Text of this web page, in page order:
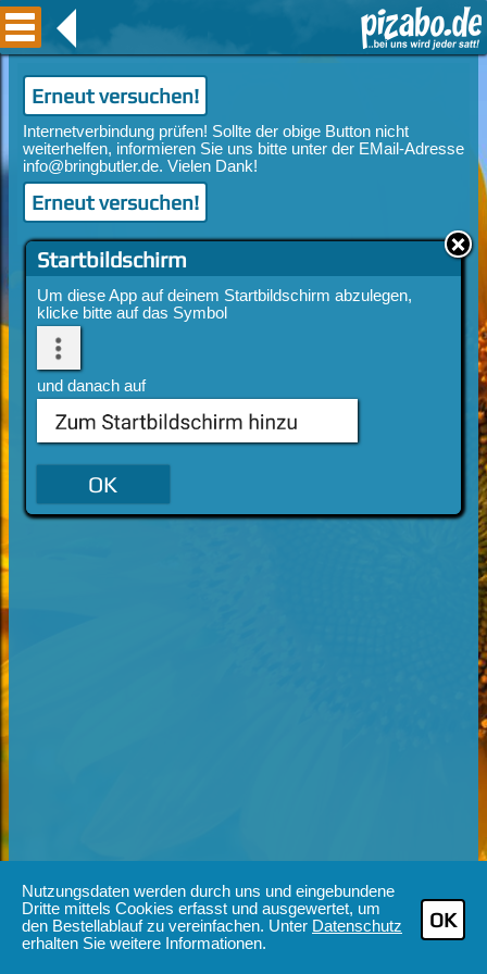
Nutzungsdaten werden durch uns und eingebundene
Dritte mittels Cookies erfasst und ausgewertet, um
den Bestellablauf zu vereinfachen. Unter Datenschutz
erhalten Sie weitere Informationen.
OK
Startbildschirm
Um diese App auf deinem Startbildschirm abzulegen,
klicke bitte auf das Symbol
und danach auf
Erneut versuchen!
Erneut versuchen!